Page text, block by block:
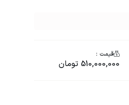
قیمت :
510,000,000 تومان